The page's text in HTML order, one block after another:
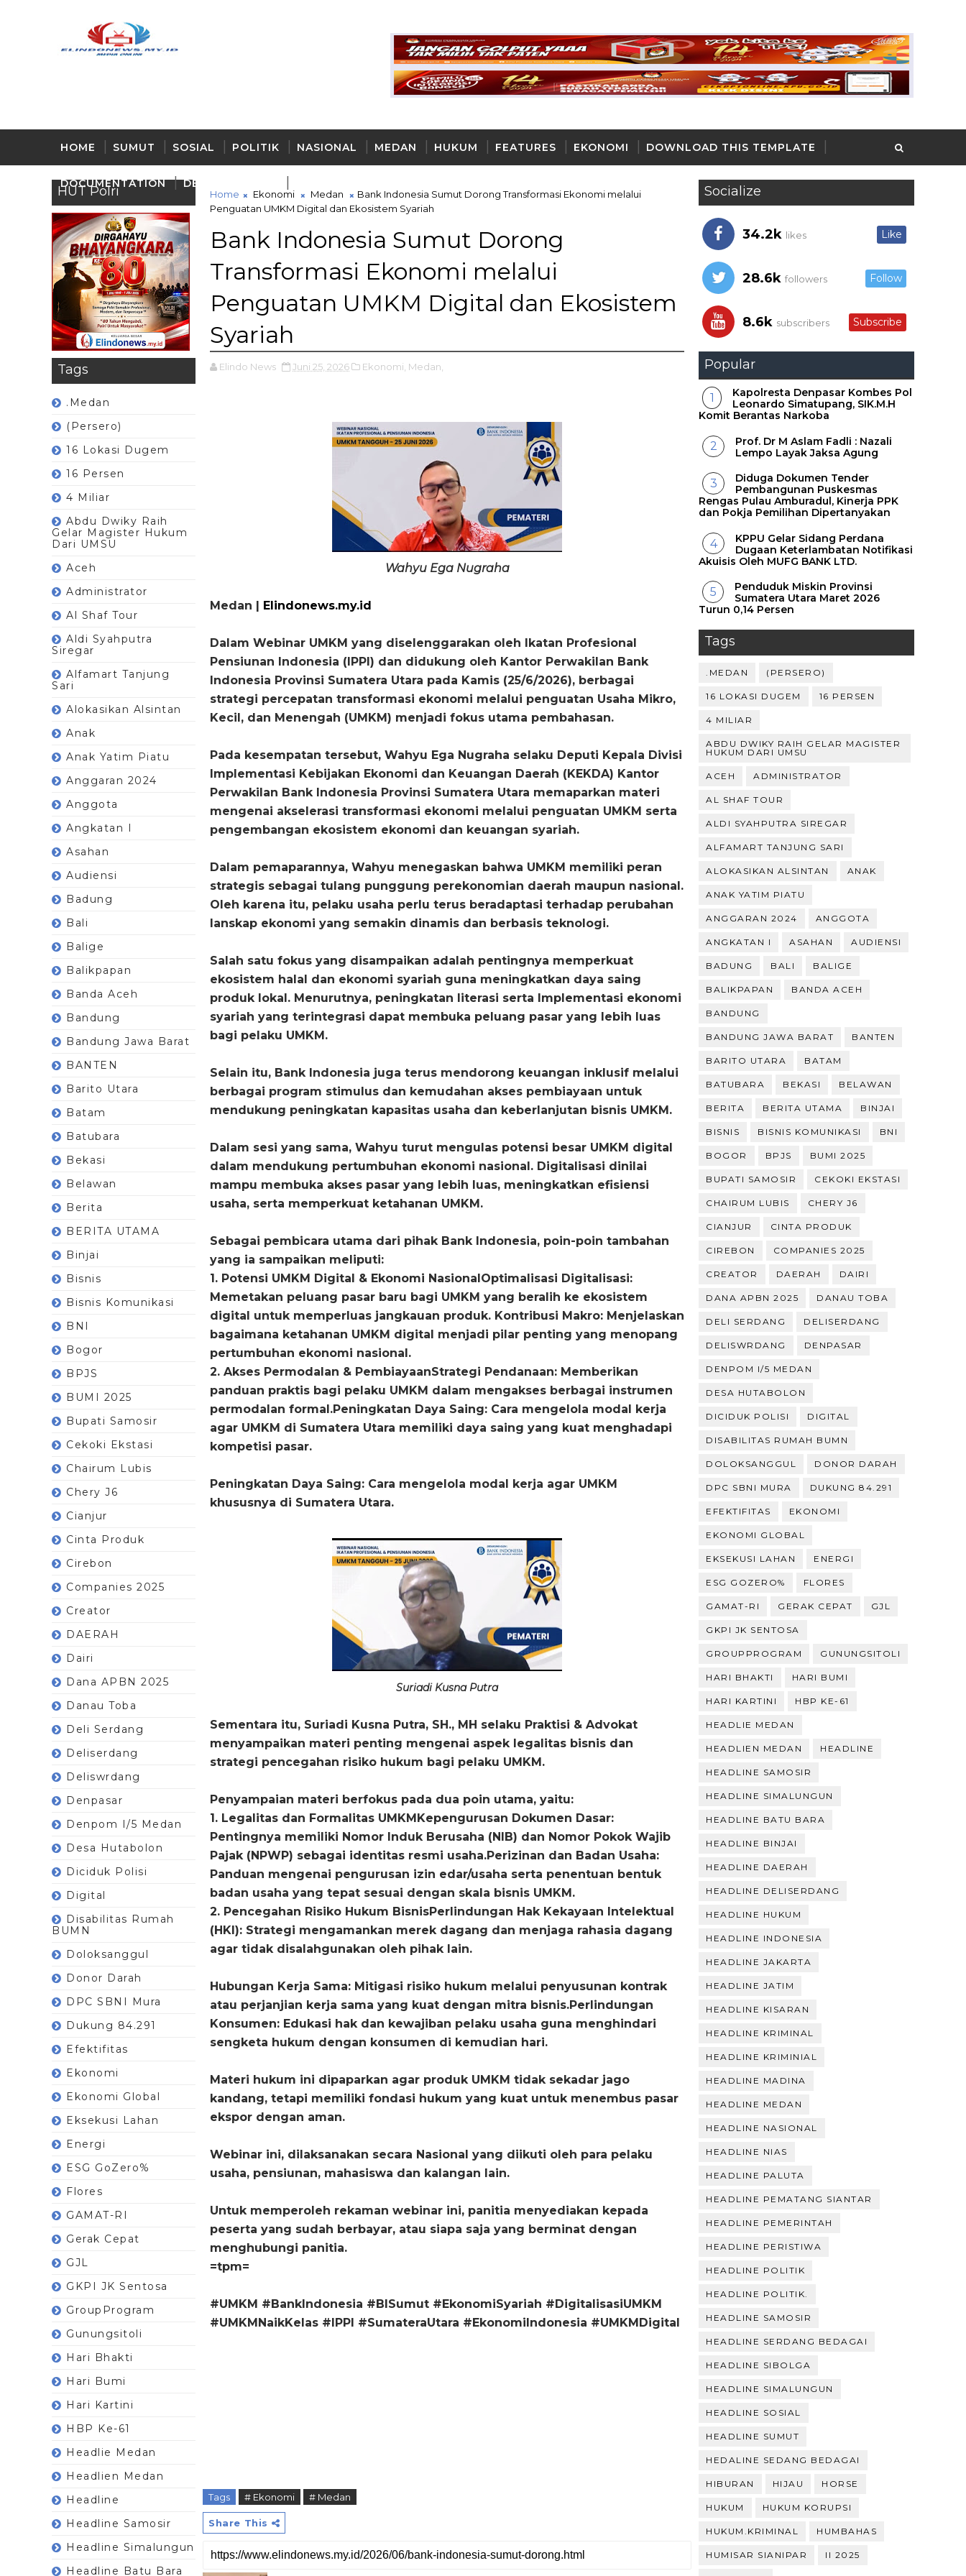
HOME SUMUT SOSIAL POLITIK NASIONAL MEDAN HUKUM FEATURES EKONOMI DOWNLOAD THIS TEMPLATE
DOCUMENTATION DELI - SERDANG
HUT Polri
Tags
.Medan
(Persero)
16 Lokasi Dugem
16 Persen
4 Miliar
Abdu Dwiky Raih
Gelar Magister Hukum
Dari UMSU
Aceh
Administrator
Al Shaf Tour
Aldi Syahputra
Siregar
Alfamart Tanjung
Sari
Alokasikan Alsintan
Anak
Anak Yatim Piatu
Anggaran 2024
Anggota
Angkatan I
Asahan
Audiensi
Badung
Bali
Balige
Balikpapan
Banda Aceh
Bandung
Bandung Jawa Barat
BANTEN
Barito Utara
Batam
Batubara
Bekasi
Belawan
Berita
BERITA UTAMA
Binjai
Bisnis
Bisnis Komunikasi
BNI
Bogor
BPJS
BUMI 2025
Bupati Samosir
Cekoki Ekstasi
Chairum Lubis
Chery J6
Cianjur
Cinta Produk
Cirebon
Companies 2025
Creator
DAERAH
Dairi
Dana APBN 2025
Danau Toba
Deli Serdang
Deliserdang
Deliswrdang
Denpasar
Denpom I/5 Medan
Desa Hutabolon
Diciduk Polisi
Digital
Disabilitas Rumah
BUMN
Doloksanggul
Donor Darah
DPC SBNI Mura
Dukung 84.291
Efektifitas
Ekonomi
Ekonomi Global
Eksekusi Lahan
Energi
ESG GoZero%
Flores
GAMAT-RI
Gerak Cepat
GJL
GKPI JK Sentosa
GroupProgram
Gunungsitoli
Hari Bhakti
Hari Bumi
Hari Kartini
HBP Ke-61
Headlie Medan
Headlien Medan
Headline
Headline Samosir
Headline Simalungun
Headline Batu Bara
Home Ekonomi Medan
Bank Indonesia Sumut Dorong Transformasi Ekonomi melalui
Penguatan UMKM Digital dan Ekosistem Syariah
Bank Indonesia Sumut Dorong
Transformasi Ekonomi melalui
Penguatan UMKM Digital dan Ekosistem
Syariah
Elindo News Juni 25, 2026 Ekonomi, Medan,
Wahyu Ega Nugraha
Medan | Elindonews.my.id
Dalam Webinar UMKM yang diselenggarakan oleh Ikatan Profesional
Pensiunan Indonesia (IPPI) dan didukung oleh Kantor Perwakilan Bank
Indonesia Provinsi Sumatera Utara pada Kamis (25/6/2026), berbagai
strategi percepatan transformasi ekonomi melalui penguatan Usaha Mikro,
Kecil, dan Menengah (UMKM) menjadi fokus utama pembahasan.
Pada kesempatan tersebut, Wahyu Ega Nugraha selaku Deputi Kepala Divisi
Implementasi Kebijakan Ekonomi dan Keuangan Daerah (KEKDA) Kantor
Perwakilan Bank Indonesia Provinsi Sumatera Utara memaparkan materi
mengenai akselerasi transformasi ekonomi melalui penguatan UMKM serta
pengembangan ekosistem ekonomi dan keuangan syariah.
Dalam pemaparannya, Wahyu menegaskan bahwa UMKM memiliki peran
strategis sebagai tulang punggung perekonomian daerah maupun nasional.
Oleh karena itu, pelaku usaha perlu terus beradaptasi terhadap perubahan
lanskap ekonomi yang semakin dinamis dan berbasis teknologi.
Salah satu fokus yang disampaikan adalah pentingnya memperkuat
ekosistem halal dan ekonomi syariah guna meningkatkan daya saing
produk lokal. Menurutnya, peningkatan literasi serta Implementasi ekonomi
syariah yang terintegrasi dapat membuka peluang pasar yang lebih luas
bagi pelaku UMKM.
Selain itu, Bank Indonesia juga terus mendorong keuangan inklusif melalui
berbagai program stimulus dan kemudahan akses pembiayaan untuk
mendukung peningkatan kapasitas usaha dan keberlanjutan bisnis UMKM.
Dalam sesi yang sama, Wahyu turut mengulas potensi besar UMKM digital
dalam mendukung pertumbuhan ekonomi nasional. Digitalisasi dinilai
mampu membuka akses pasar yang lebih luas, meningkatkan efisiensi
usaha, serta memperkuat ketahanan UMKM.
Sebagai pembicara utama dari pihak Bank Indonesia, poin-poin tambahan
yang ia sampaikan meliputi:
1. Potensi UMKM Digital & Ekonomi NasionalOptimalisasi Digitalisasi:
Memetakan peluang pasar baru bagi UMKM yang beralih ke ekosistem
digital untuk memperluas jangkauan produk. Kontribusi Makro: Menjelaskan
bagaimana ketahanan UMKM digital menjadi pilar penting yang menopang
pertumbuhan ekonomi nasional.
2. Akses Permodalan & PembiayaanStrategi Pendanaan: Memberikan
panduan praktis bagi pelaku UMKM dalam mengakses berbagai instrumen
permodalan formal.Peningkatan Daya Saing: Cara mengelola modal kerja
agar UMKM di Sumatera Utara memiliki daya saing yang kuat menghadapi
kompetisi pasar.
Peningkatan Daya Saing: Cara mengelola modal kerja agar UMKM
khususnya di Sumatera Utara.
Suriadi Kusna Putra
Sementara itu, Suriadi Kusna Putra, SH., MH selaku Praktisi & Advokat
menyampaikan materi penting mengenai aspek legalitas bisnis dan
strategi pencegahan risiko hukum bagi pelaku UMKM.
Penyampaian materi berfokus pada dua poin utama, yaitu:
1. Legalitas dan Formalitas UMKMKepengurusan Dokumen Dasar:
Pentingnya memiliki Nomor Induk Berusaha (NIB) dan Nomor Pokok Wajib
Pajak (NPWP) sebagai identitas resmi usaha.Perizinan dan Badan Usaha:
Panduan mengenai pengurusan izin edar/usaha serta penentuan bentuk
badan usaha yang tepat sesuai dengan skala bisnis UMKM.
2. Pencegahan Risiko Hukum BisnisPerlindungan Hak Kekayaan Intelektual
(HKI): Strategi mengamankan merek dagang dan menjaga rahasia dagang
agar tidak disalahgunakan oleh pihak lain.
Hubungan Kerja Sama: Mitigasi risiko hukum melalui penyusunan kontrak
atau perjanjian kerja sama yang kuat dengan mitra bisnis.Perlindungan
Konsumen: Edukasi hak dan kewajiban pelaku usaha guna menghindari
sengketa hukum dengan konsumen di kemudian hari.
Materi hukum ini dipaparkan agar produk UMKM tidak sekadar jago
kandang, tetapi memiliki fondasi hukum yang kuat untuk menembus pasar
ekspor dengan aman.
Webinar ini, dilaksanakan secara Nasional yang diikuti oleh para pelaku
usaha, pensiunan, mahasiswa dan kalangan lain.
Untuk memperoleh rekaman webinar ini, panitia menyediakan kepada
peserta yang sudah berbayar, atau siapa saja yang berminat dengan
menghubungi panitia.
=tpm=
#UMKM #BankIndonesia #BISumut #EkonomiSyariah #DigitalisasiUMKM
#UMKMNaikKelas #IPPI #SumateraUtara #EkonomiIndonesia #UMKMDigital
Tags # Ekonomi # Medan
Share This
Socialize
34.2k likes Like
28.6k followers Follow
8.6k subscribers Subscribe
Popular
Kapolresta Denpasar Kombes Pol
Leonardo Simatupang, SIK.M.H
Komit Berantas Narkoba
Prof. Dr M Aslam Fadli : Nazali
Lempo Layak Jaksa Agung
Diduga Dokumen Tender
Pembangunan Puskesmas
Rengas Pulau Amburadul, Kinerja PPK
dan Pokja Pemilihan Dipertanyakan
KPPU Gelar Sidang Perdana
Dugaan Keterlambatan Notifikasi
Akuisis Oleh MUFG BANK LTD.
Penduduk Miskin Provinsi
Sumatera Utara Maret 2026
Turun 0,14 Persen
Tags
.MEDAN (PERSERO)
16 LOKASI DUGEM 16 PERSEN
4 MILIAR
ABDU DWIKY RAIH GELAR MAGISTER
HUKUM DARI UMSU
ACEH ADMINISTRATOR
AL SHAF TOUR
ALDI SYAHPUTRA SIREGAR
ALFAMART TANJUNG SARI
ALOKASIKAN ALSINTAN ANAK
ANAK YATIM PIATU
ANGGARAN 2024 ANGGOTA
ANGKATAN I ASAHAN AUDIENSI
BADUNG BALI BALIGE
BALIKPAPAN BANDA ACEH
BANDUNG
BANDUNG JAWA BARAT BANTEN
BARITO UTARA BATAM
BATUBARA BEKASI BELAWAN
BERITA BERITA UTAMA BINJAI
BISNIS BISNIS KOMUNIKASI BNI
BOGOR BPJS BUMI 2025
BUPATI SAMOSIR CEKOKI EKSTASI
CHAIRUM LUBIS CHERY J6
CIANJUR CINTA PRODUK
CIREBON COMPANIES 2025
CREATOR DAERAH DAIRI
DANA APBN 2025 DANAU TOBA
DELI SERDANG DELISERDANG
DELISWRDANG DENPASAR
DENPOM I/5 MEDAN
DESA HUTABOLON
DICIDUK POLISI DIGITAL
DISABILITAS RUMAH BUMN
DOLOKSANGGUL DONOR DARAH
DPC SBNI MURA DUKUNG 84.291
EFEKTIFITAS EKONOMI
EKONOMI GLOBAL
EKSEKUSI LAHAN ENERGI
ESG GOZERO% FLORES
GAMAT-RI GERAK CEPAT GJL
GKPI JK SENTOSA
GROUPPROGRAM GUNUNGSITOLI
HARI BHAKTI HARI BUMI
HARI KARTINI HBP KE-61
HEADLIE MEDAN
HEADLIEN MEDAN HEADLINE
HEADLINE SAMOSIR
HEADLINE SIMALUNGUN
HEADLINE BATU BARA
HEADLINE BINJAI
HEADLINE DAERAH
HEADLINE DELISERDANG
HEADLINE HUKUM
HEADLINE INDONESIA
HEADLINE JAKARTA
HEADLINE JATIM
HEADLINE KISARAN
HEADLINE KRIMINAL
HEADLINE KRIMINIAL
HEADLINE MADINA
HEADLINE MEDAN
HEADLINE NASIONAL
HEADLINE NIAS
HEADLINE PALUTA
HEADLINE PEMATANG SIANTAR
HEADLINE PEMERINTAH
HEADLINE PERISTIWA
HEADLINE POLITIK
HEADLINE POLITIK.
HEADLINE SAMOSIR
HEADLINE SERDANG BEDAGAI
HEADLINE SIBOLGA
HEADLINE SIMALUNGUN
HEADLINE SOSIAL
HEADLINE SUMUT
HEDALINE SEDANG BEDAGAI
HIBURAN HIJAU HORSE
HUKUM HUKUM KORUPSI
HUKUM.KRIMINAL HUMBAHAS
HUMISAR SIANIPAR II 2025